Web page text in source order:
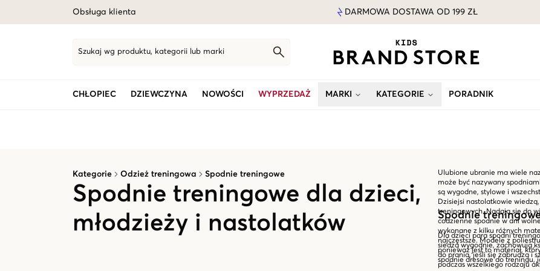
Obsługa klienta DARMOWA DOSTAWA OD 199 ZŁ
Szukaj wg produktu, kategorii lub marki
CHŁOPIEC DZIEWCZYNA NOWOŚCI WYPRZEDAŻ MARKI KATEGORIE PORADNIK
Kategorie Odzież treningowa Spodnie treningowe
Spodnie treningowe dla dzieci,
młodzieży i nastolatków
Ulubione ubranie ma wiele
może być nazywany
są wygodne, stylowe i
Dzisiejsi nastolatkowie
treningowych. Nadają się do
codzienne spodnie w dni
wykonane z kilku różnych
najczęstsze. Modele z
ponieważ jest to materiał,
spodnie dresowe do treningu,
Spodnie
Dla dzieci para spodni
siedzą wygodnie, zachowują
do prania, jeśli się zabrudzą i
podczas wszelkiego rodzaju